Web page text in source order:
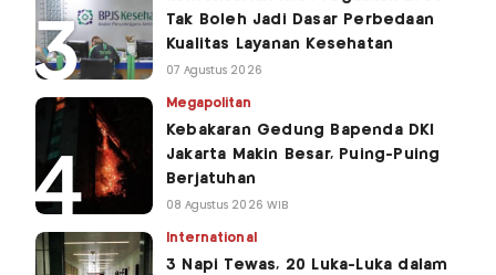
Tak Boleh Jadi Dasar Perbedaan
Kualitas Layanan Kesehatan
07 Agustus 2026
Megapolitan
Kebakaran Gedung Bapenda DKI
Jakarta Makin Besar, Puing-Puing
Berjatuhan
08 Agustus 2026 WIB
International
3 Napi Tewas, 20 Luka-Luka dalam